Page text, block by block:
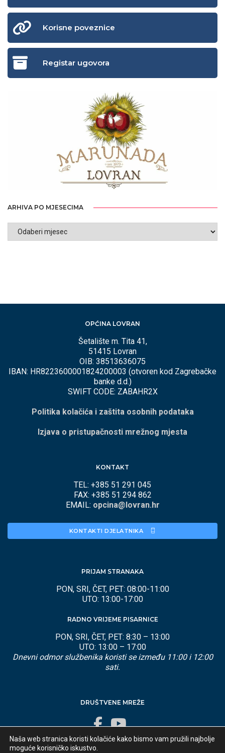
Korisne poveznice
Registar ugovora
ARHIVA PO MJESECIMA
ARHIVA
OPĆINA LOVRAN
Šetalište m. Tita 41,
51415 Lovran
OIB: 38513636075
IBAN: HR8223600001824200003 (otvoren kod Zagrebačke
banke d.d.)
SWIFT CODE: ZABAHR2X
Politika kolačića i zaštita osobnih podataka
Izjava o pristupačnosti mrežnog mjesta
KONTAKT
TEL: +385 51 291 045
FAX: +385 51 294 862
EMAIL: opcina@lovran.hr
KONTAKTI DJELATNIKA
PRIJAM STRANAKA
PON, SRI, ČET, PET: 08:00-11:00
UTO: 13:00-17:00
RADNO VRIJEME PISARNICE
PON, SRI, ČET, PET: 8:30 – 13:00
UTO: 13:00 – 17:00
Dnevni odmor službenika koristi se između 11:00 i 12:00
sati.
DRUŠTVENE MREŽE
Naša web stranica koristi kolačiće kako bismo vam pružili najbolje
moguće korisničko iskustvo.